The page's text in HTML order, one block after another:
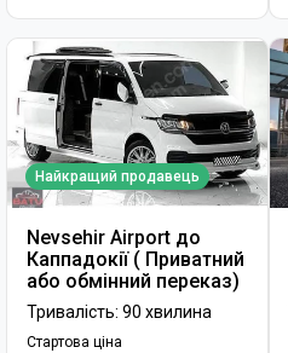
Найкращий продавець
Nevsehir Airport до
Каппадокії ( Приватний
або обмінний переказ)
Тривалість: 90 хвилина
Стартова ціна